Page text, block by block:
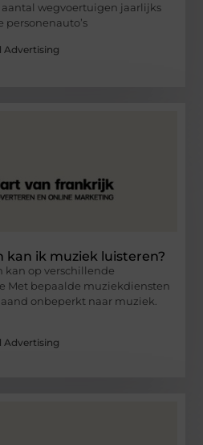
wegvoertuigen jaarlijks
personenauto’s
Advertising
kan ik muziek luisteren?
kan op verschillende
Met bepaalde muziekdiensten
onbeperkt naar muziek.
Advertising